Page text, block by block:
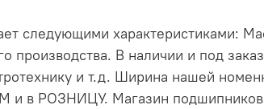
следующими характеристиками:
производства. В наличии и под
и т.д. Ширина нашей
и в РОЗНИЦУ. Магазин